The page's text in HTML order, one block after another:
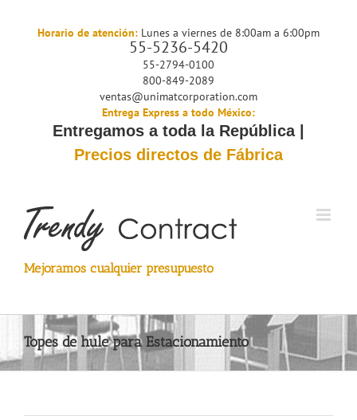
Horario de atención: Lunes a viernes de 8:00am a 6:00pm
55-5236-5420
55-2794-0100
800-849-2089
ventas@unimatcorporation.com
Entrega Express a todo México:
Entregamos a toda la República |
Precios directos de Fábrica
Mejoramos cualquier presupuesto
Topes de hule para Estacionamiento